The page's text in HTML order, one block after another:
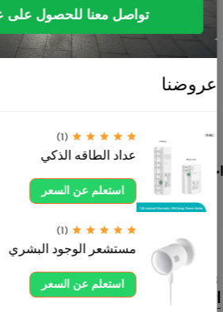
تواصل معنا للحصول
عروضنا
(1)
عداد الطاقه الذكي
استعلم عن السعر
(1)
مستشعر الوجود البشري
استعلم عن السعر
المنتجات
المستشعرات
منتجات عالية
الجودة تلبي
احتياجات المنازل
والمشاريع
بأفضل الأسعار
ahdksa.com
0554605558
اتصل بنا الآن